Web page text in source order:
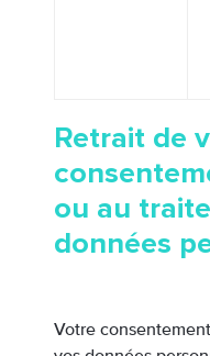
Retrait de
ou au
données
Votre